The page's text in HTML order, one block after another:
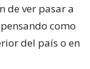
de ver pasar a
como
del país o en